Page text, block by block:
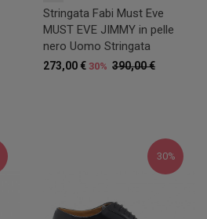
Stringata Fabi Must Eve
MUST EVE JIMMY in pelle
nero Uomo Stringata
390,00 €
273,00 € 30%
30%